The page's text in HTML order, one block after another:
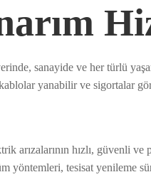
sanayide ve her türlü
yanabilir ve sigortalar
arızalarının hızlı, güvenli
yöntemleri, tesisat yenileme